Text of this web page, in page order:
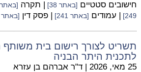
חישובים סטטיים [באתר 38] | תקרה [באתר 45]
249]
| עמודים [באתר 241] | פסק דין [באתר 482]
תשריט לצורך רישום בית משותף
לתכנית היתר הבניה
25 מאי, 2026 | ד"ר אברהם בן עזרא